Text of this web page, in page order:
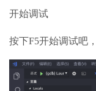
开始调试
按下F5开始调试吧